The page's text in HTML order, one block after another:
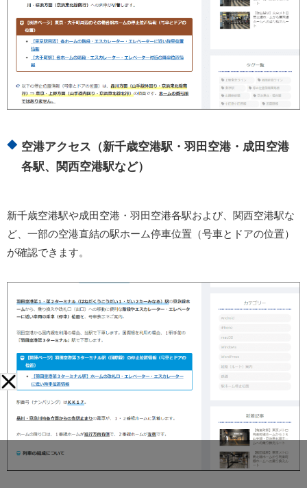
空港アクセス（新千歳空港駅・羽田空港・成田空港
各駅、関西空港駅など）
新千歳空港駅や成田空港・羽田空港各駅および、関西空港駅な
ど、一部の空港直結の駅ホーム停車位置（号車とドアの位置）
が確認できます。